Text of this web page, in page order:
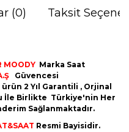
(0) Taksit
MOODY Marka Saat
Güvencesi
2 Yıl Garantili , Orjinal
İle Birlikte Türkiye'nin Her
Sağlanmaktadır.
Resmi Bayisidir.